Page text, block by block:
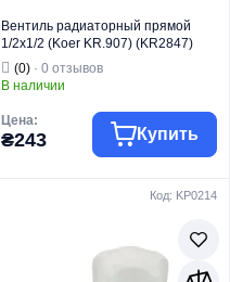
Вентиль радиаторный прямой
1/2x1/2 (Koer KR.907) (KR2847)
(0)· 0 отзывов
В наличии
Цена:
₴243 Купить
Радиаторная
арматура
Код: KP0214